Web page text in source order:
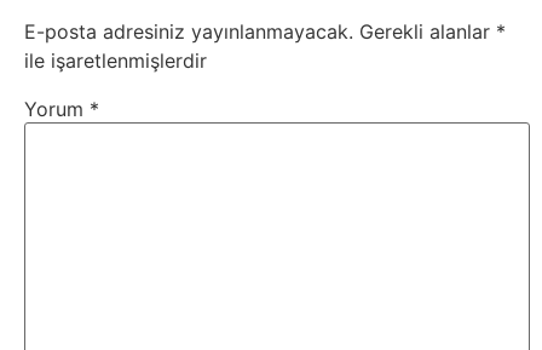
E-posta adresiniz yayınlanmayacak. Gerekli alanlar *
ile işaretlenmişlerdir
Yorum *